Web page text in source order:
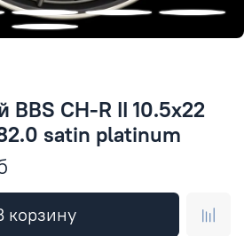
BBS CH-R II 10.5x22
satin platinum
корзину